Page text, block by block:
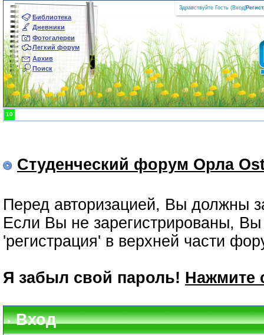
Библиотека
Дневники
Фотогалереи
Легкий форум
Архив
Поиск
Здравствуйте Гость (Вход
10
Студенческий форум Орла
Перед авторизацией, Вы должны
Если Вы не зарегистрированы,
'регистрация' в верхней части
Я забыл свой пароль! Нажмите
Вход